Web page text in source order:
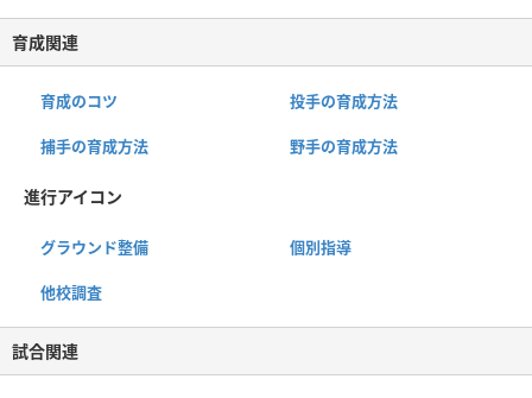
育成関連
育成のコツ 投手の育成方法
捕手の育成方法 野手の育成方法
進行アイコン
グラウンド整備 個別指導
他校調査
試合関連